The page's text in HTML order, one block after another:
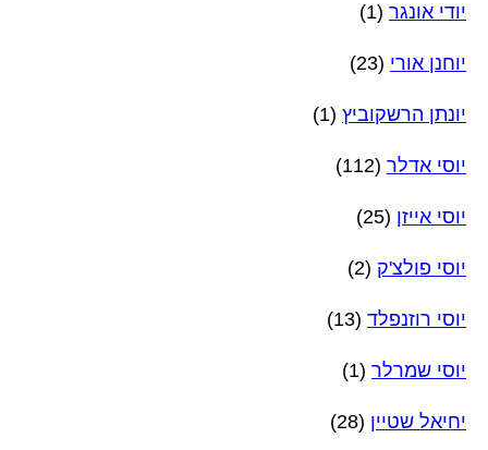
יודי אונגר (1)
יוחנן אורי (23)
יונתן הרשקוביץ (1)
יוסי אדלר (112)
יוסי אייזן (25)
יוסי פולצ'ק (2)
יוסי רוזנפלד (13)
יוסי שמרלר (1)
יחיאל שטיין (28)